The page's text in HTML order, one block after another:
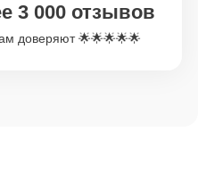
3 000 отзывов
доверяют 🌟🌟🌟🌟🌟